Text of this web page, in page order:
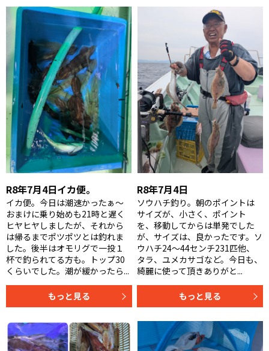
R8年7月4日イカ便。
イカ便。今日は潮速かったぁ〜
おまけに乗り始めも21時と遅く
ヒヤヒヤしましたが、それから
は帰るまでポツポツとは釣れま
した。後半はオモリグで一投１
杯で釣られてる方も。トップ30
くらいでした。潮が緩かったら...
もっと見る
R8年7月4日
ソウハチ釣り。朝のポイントは
サイズが、小さく、ポイント
を、移動してからは単発でした
が、サイズは、良かったです。ソ
ウハチ24〜44センチ231匹他、
タラ、ユメカサゴなど。今日も、
綺麗に使って頂きありがと...
もっと見る